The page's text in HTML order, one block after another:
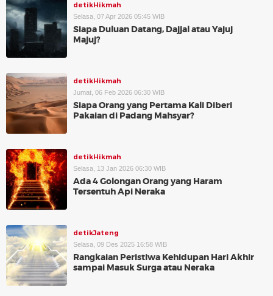
detikHikmah
Selasa, 07 Apr 2026 05:45 WIB
Siapa Duluan Datang, Dajjal atau Yajuj
Majuj?
detikHikmah
Jumat, 06 Feb 2026 06:30 WIB
Siapa Orang yang Pertama Kali Diberi
Pakaian di Padang Mahsyar?
detikHikmah
Selasa, 13 Jan 2026 06:30 WIB
Ada 4 Golongan Orang yang Haram
Tersentuh Api Neraka
detikJateng
Selasa, 09 Des 2025 16:58 WIB
Rangkaian Peristiwa Kehidupan Hari Akhir
sampai Masuk Surga atau Neraka